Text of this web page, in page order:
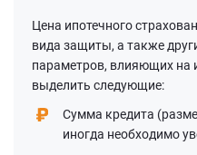
Цена ипотечного
вида защиты, а также
параметров, влияющих на
выделить следующие:
Сумма кредита
иногда необходимо